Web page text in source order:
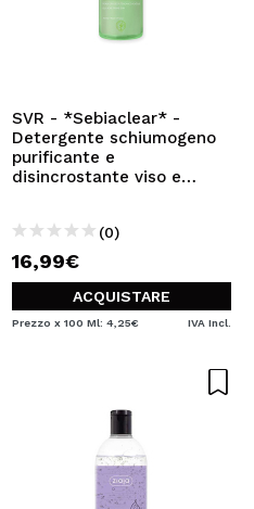
SVR - *Sebiaclear* -
Detergente schiumogeno
purificante e
disincrostante viso e
(0)
16,99€
ACQUISTARE
Prezzo x 100 Ml: 4,25€ IVA Incl.